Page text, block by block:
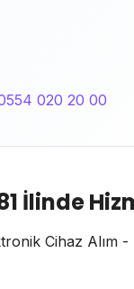
020 20 00
İlinde
Cihaz Alım